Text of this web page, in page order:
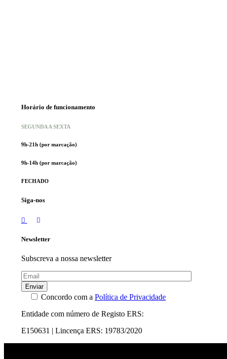
Horário de funcionamento
SEGUNDA A SEXTA
9h-21h (por marcação)
9h-14h (por marcação)
FECHADO
Siga-nos
Newsletter
Subscreva a nossa newsletter
Enviar
Concordo com a Política de Privacidade
Entidade com número de Registo ERS:
E150631 | Lincença ERS: 19783/2020